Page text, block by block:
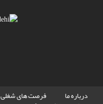
درباره ما فرصت های شغلی